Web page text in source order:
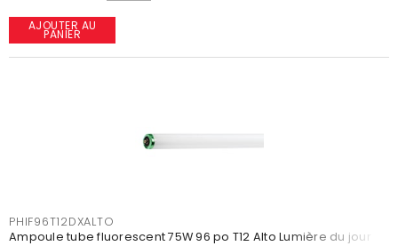
AJOUTER AU
PANIER
PHIF96T12DXALTO
Ampoule tube fluorescent 75W 96 po T12 Alto Lumière du jour